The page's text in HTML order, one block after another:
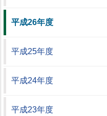
平成26年度
平成25年度
平成24年度
平成23年度